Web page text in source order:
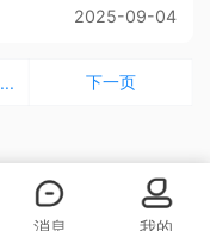
2025-09-04
... 下一页